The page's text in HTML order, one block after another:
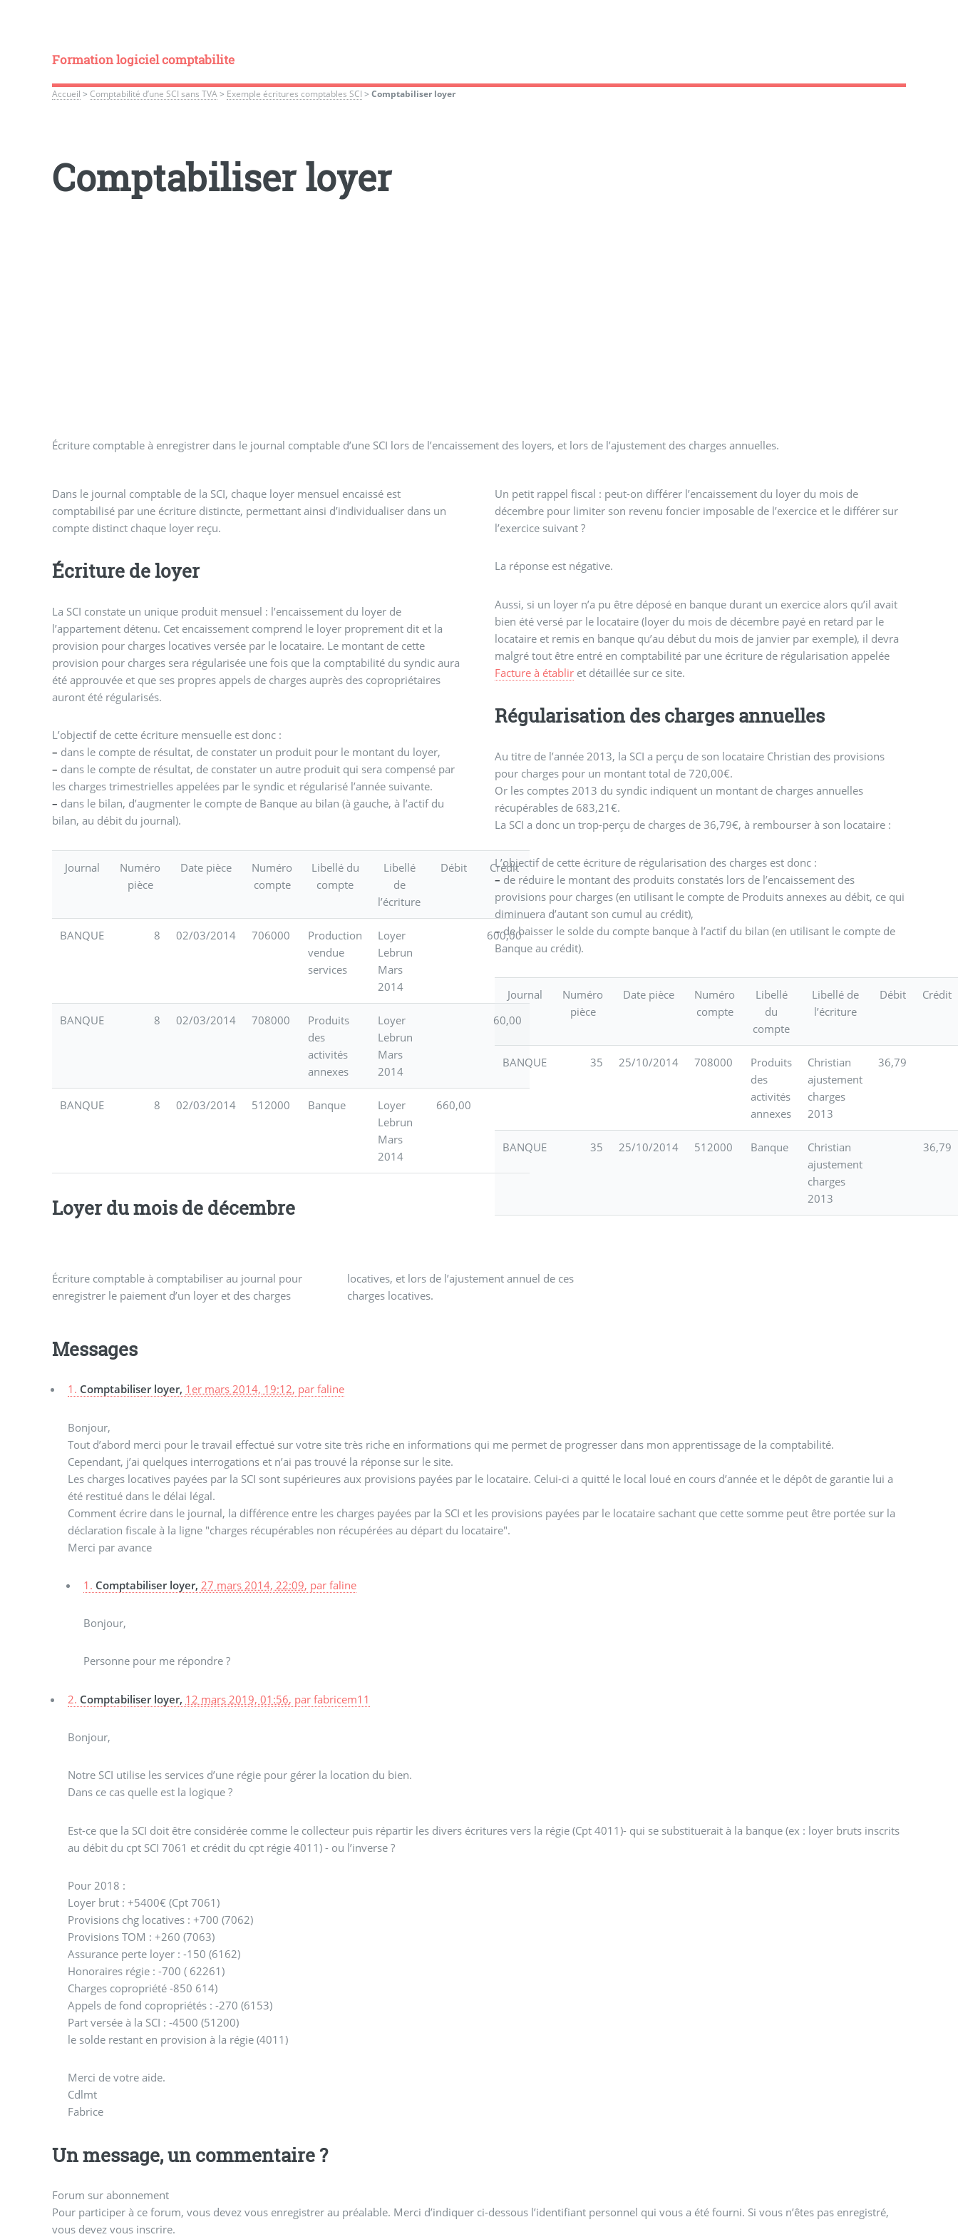
Formation logiciel comptabilite
Accueil >Comptabilité d’une SCI sans TVA> Exemple écritures comptables SCI >Comptabiliser loyer
Comptabiliser loyer
Écriture comptable à enregistrer dans le journal comptable d’une SCI lors de l’encaissement des loyers, et lors de l’ajustement des charges annuelles.
Dans le journal comptable de la SCI, chaque loyer mensuel encaissé est
comptabilisé par une écriture distincte, permettant ainsi d’individualiser dans un
compte distinct chaque loyer reçu.
Écriture de loyer
La SCI constate un unique produit mensuel : l’encaissement du loyer de
l’appartement détenu. Cet encaissement comprend le loyer proprement dit et la
provision pour charges locatives versée par le locataire. Le montant de cette
provision pour charges sera régularisée une fois que la comptabilité du syndic aura
été approuvée et que ses propres appels de charges auprès des copropriétaires
auront été régularisés.
L’objectif de cette écriture mensuelle est donc :
– dans le compte de résultat, de constater un produit pour le montant du loyer,
– dans le compte de résultat, de constater un autre produit qui sera compensé par
les charges trimestrielles appelées par le syndic et régularisé l’année suivante.
– dans le bilan, d’augmenter le compte de Banque au bilan (à gauche, à l’actif du
bilan, au débit du journal).
Journal
Numéro
pièce
Date pièce
Numéro
compte
Libellé du
compte
Libellé
de
l’écriture
Débit Crédit
BANQUE 8 02/03/2014 706000
Production
vendue
services
Loyer
Lebrun
Mars
2014
600,00
BANQUE 8 02/03/2014 708000
Produits
des
activités
annexes
Loyer
Lebrun
Mars
2014
60,00
BANQUE 8 02/03/2014 512000 Banque
Loyer
Lebrun
Mars
2014
660,00
Loyer du mois de décembre
Un petit rappel fiscal : peut-on différer l’encaissement du loyer du mois de
décembre pour limiter son revenu foncier imposable de l’exercice et le différer sur
l’exercice suivant ?
La réponse est négative.
Aussi, si un loyer n’a pu être déposé en banque durant un exercice alors qu’il avait
bien été versé par le locataire (loyer du mois de décembre payé en retard par le
locataire et remis en banque qu’au début du mois de janvier par exemple), il devra
malgré tout être entré en comptabilité par une écriture de régularisation appelée
Facture à établir et détaillée sur ce site.
Régularisation des charges annuelles
Au titre de l’année 2013, la SCI a perçu de son locataire Christian des provisions
pour charges pour un montant total de 720,00€.
Or les comptes 2013 du syndic indiquent un montant de charges annuelles
récupérables de 683,21€.
La SCI a donc un trop-perçu de charges de 36,79€, à rembourser à son locataire :
L’objectif de cette écriture de régularisation des charges est donc :
– de réduire le montant des produits constatés lors de l’encaissement des
provisions pour charges (en utilisant le compte de Produits annexes au débit, ce qui
diminuera d’autant son cumul au crédit),
–de baisser le solde du compte banque à l’actif du bilan (en utilisant le compte de
Banque au crédit).
Journal
Numéro
pièce
Date pièce
Numéro
compte
Libellé
du
compte
Libellé de
l’écriture
Débit Crédit
BANQUE 35 25/10/2014 708000
Produits
des
activités
annexes
Christian
ajustement
charges
2013
36,79
BANQUE 35 25/10/2014 512000 Banque
Christian
ajustement
charges
2013
36,79
Écriture comptable à comptabiliser au journal pour
enregistrer le paiement d’un loyer et des charges
locatives, et lors de l’ajustement annuel de ces
charges locatives.
Messages
1. Comptabiliser loyer, 1er mars 2014, 19:12, parfaline
Bonjour,
Tout d’abord merci pour le travail effectué sur votre site très riche en informations qui me permet de progresser dans mon apprentissage de la comptabilité.
Cependant, j’ai quelques interrogations et n’ai pas trouvé la réponse sur le site.
Les charges locatives payées par la SCI sont supérieures aux provisions payées par le locataire. Celui-ci a quitté le local loué en cours d’année et le dépôt de garantie lui a
été restitué dans le délai légal.
Comment écrire dans le journal, la différence entre les charges payées par la SCI et les provisions payées par le locataire sachant que cette somme peut être portée sur la
déclaration fiscale à la ligne "charges récupérables non récupérées au départ du locataire".
Merci par avance
1. Comptabiliser loyer, 27 mars 2014, 22:09, parfaline
Bonjour,
Personne pour me répondre ?
2. Comptabiliser loyer, 12 mars 2019, 01:56, parfabricem11
Bonjour,
Notre SCI utilise les services d’une régie pour gérer la location du bien.
Dans ce cas quelle est la logique ?
Est-ce que la SCI doit être considérée comme le collecteur puis répartir les divers écritures vers la régie (Cpt 4011)- qui se substituerait à la banque (ex : loyer bruts inscrits
au débit du cpt SCI 7061 et crédit du cpt régie 4011) - ou l’inverse ?
Pour 2018 :
Loyer brut : +5400€ (Cpt 7061)
Provisions chg locatives : +700 (7062)
Provisions TOM : +260 (7063)
Assurance perte loyer : -150 (6162)
Honoraires régie : -700 ( 62261)
Charges copropriété -850 614)
Appels de fond copropriétés : -270 (6153)
Part versée à la SCI : -4500 (51200)
le solde restant en provision à la régie (4011)
Merci de votre aide.
Cdlmt
Fabrice
Un message, un commentaire ?
Forum sur abonnement
Pour participer à ce forum, vous devez vous enregistrer au préalable. Merci d’indiquer ci-dessous l’identifiant personnel qui vous a été fourni. Si vous n’êtes pas enregistré,
vous devez vous inscrire.